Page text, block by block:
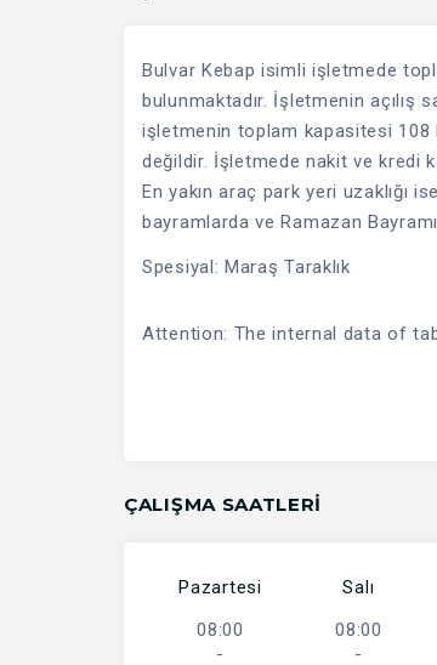
Bulvar Kebap isimli işletmede
bulunmaktadır. İşletmenin açılış
işletmenin toplam kapasitesi 108
değildir. İşletmede nakit ve kredi
En yakın araç park yeri uzaklığı
bayramlarda ve Ramazan
Spesiyal: Maraş Taraklık
Attention: The internal data of
ÇALIŞMA SAATLERI
Pazartesi
08:00
-
Salı
08:00
-